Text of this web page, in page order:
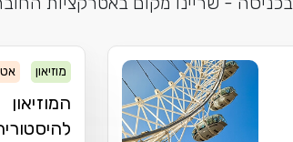
מוזיאון
המוזיאון